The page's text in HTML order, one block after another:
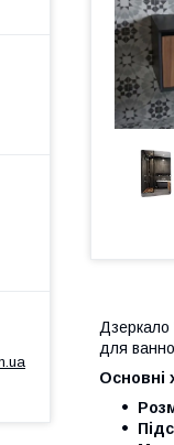
для
Основні